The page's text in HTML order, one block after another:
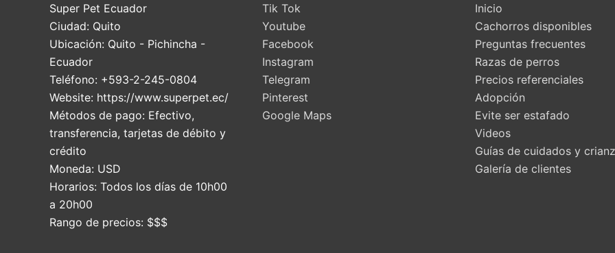
Super Pet Ecuador
Ciudad: Quito
Ubicación: Quito - Pichincha -
Ecuador
Teléfono: +593-2-245-0804
Website: https://www.superpet.ec/
Métodos de pago: Efectivo,
transferencia, tarjetas de débito y
crédito
Moneda: USD
Horarios: Todos los días de 10h00
a 20h00
Rango de precios: $$$
Tik Tok
Youtube
Facebook
Instagram
Telegram
Pinterest
Google Maps
Inicio
Cachorros disponibles
Preguntas frecuentes
Razas de perros
Precios referenciales
Adopción
Evite ser estafado
Videos
Guías de cuidados y
Galería de clientes